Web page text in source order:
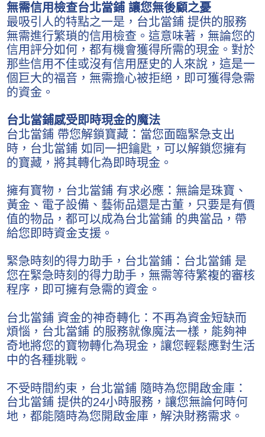
無需信用檢查台北當鋪 讓您無後顧之憂
最吸引人的特點之一是，台北當鋪 提供的服務
無需進行繁瑣的信用檢查。這意味著，無論您的
信用評分如何，都有機會獲得所需的現金。對於
那些信用不佳或沒有信用歷史的人來說，這是一
個巨大的福音，無需擔心被拒絕，即可獲得急需
的資金。
台北當鋪感受即時現金的魔法
台北當鋪 帶您解鎖寶藏：當您面臨緊急支出
時，台北當鋪 如同一把鑰匙，可以解鎖您擁有
的寶藏，將其轉化為即時現金。
擁有寶物，台北當鋪 有求必應：無論是珠寶、
黃金、電子設備、藝術品還是古董，只要是有價
值的物品，都可以成為台北當鋪 的典當品，帶
給您即時資金支援。
緊急時刻的得力助手，台北當鋪：台北當鋪 是
您在緊急時刻的得力助手，無需等待繁複的審核
程序，即可擁有急需的資金。
台北當鋪 資金的神奇轉化：不再為資金短缺而
煩惱，台北當鋪 的服務就像魔法一樣，能夠神
奇地將您的寶物轉化為現金，讓您輕鬆應對生活
中的各種挑戰。
不受時間約束，台北當鋪 隨時為您開啟金庫：
台北當鋪 提供的24小時服務，讓您無論何時何
地，都能隨時為您開啟金庫，解決財務需求。